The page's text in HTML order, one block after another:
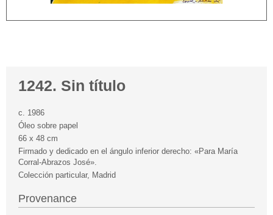
1242. Sin título
c. 1986
Óleo sobre papel
66 x 48 cm
Firmado y dedicado en el ángulo inferior derecho: «Para María
Corral-Abrazos José».
Colección particular, Madrid
Provenance